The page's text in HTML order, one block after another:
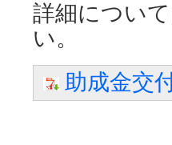
詳細につい
い。
助成金交